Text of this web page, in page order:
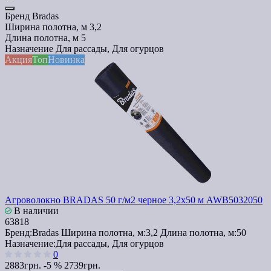
Бренд Bradas
Ширина полотна, м 3,2
Длина полотна, м 5
Назначение Для рассады, Для огурцов
АкцияТопНовинка
Агроволокно BRADAS 50 г/м2 черное 3,2x50 м AWB5032050
В наличии
63818
Бренд:Bradas Ширина полотна, м:3,2 Длина полотна, м:50
Назначение:Для рассады, Для огурцов
0
2883грн. -5 % 2739грн.